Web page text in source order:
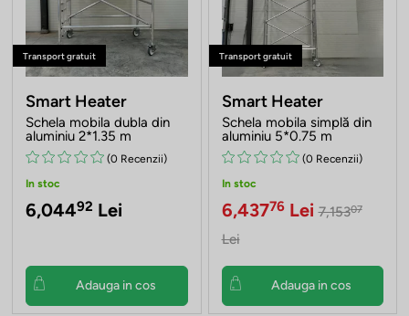
Transport gratuit
Smart Heater
Schela mobila dubla din
aluminiu 2*1.35 m
(0 Recenzii)
In stoc
6,04492 Lei
Adauga in cos
Transport gratuit
Smart Heater
Schela mobila simplă din
aluminiu 5*0.75 m
(0 Recenzii)
In stoc
6,43776Lei 7,15307
Lei
Adauga in cos